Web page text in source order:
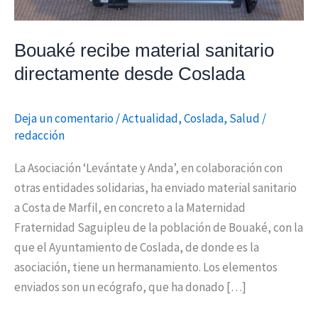
Bouaké recibe material sanitario
directamente desde Coslada
Deja un comentario/Actualidad,Coslada, Salud /
redacción
La Asociación ‘Levántate y Anda’, en colaboración con
otras entidades solidarias, ha enviado material sanitario
a Costa de Marfil, en concreto a la Maternidad
Fraternidad Saguipleu de la población de Bouaké, con la
que el Ayuntamiento de Coslada, de donde es la
asociación, tiene un hermanamiento. Los elementos
enviados son un ecógrafo, que ha donado […]